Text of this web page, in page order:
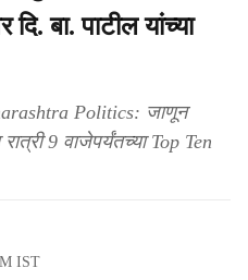
बा. पाटील यांच्या
Politics: जाणून
9 वाजेपर्यंतच्या Top Ten
IST